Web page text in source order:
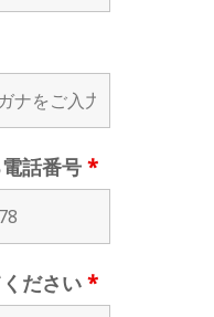
話番号 *
ださい *